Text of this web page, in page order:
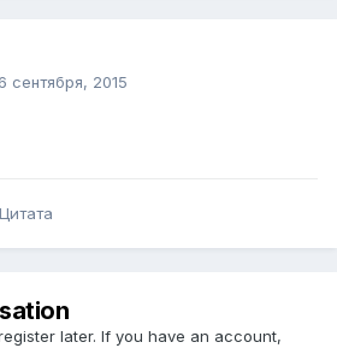
6 сентября, 2015
Цитата
later. If you have an account,